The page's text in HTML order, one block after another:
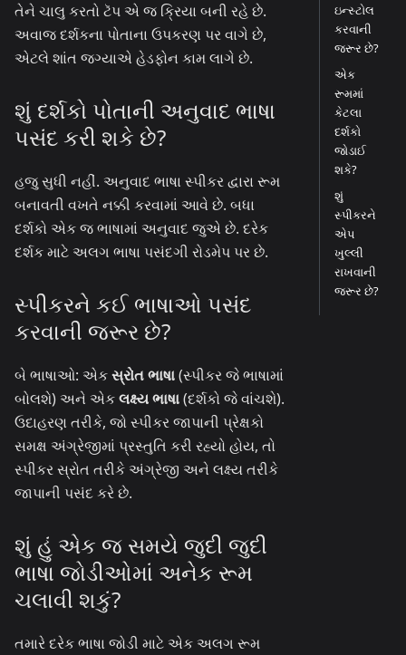
તેને ચાલુ કરતો ટૅપ એ જ ક્રિયા બની રહે છે.
અવાજ દર્શકના પોતાના ઉપકરણ પર વાગે છે,
એટલે શાંત જગ્યાએ હેડફોન કામ લાગે છે.
શું દર્શકો પોતાની અનુવાદ ભાષા
પસંદ કરી શકે છે?
હજુ સુધી નહીં. અનુવાદ ભાષા સ્પીકર દ્વારા રૂમ
બનાવતી વખતે નક્કી કરવામાં આવે છે. બધા
દર્શકો એક જ ભાષામાં અનુવાદ જુએ છે. દરેક
દર્શક માટે અલગ ભાષા પસંદગી રોડમેપ પર છે.
સ્પીકરને કઈ ભાષાઓ પસંદ
કરવાની જરૂર છે?
બે ભાષાઓ: એકસ્રોત ભાષા(સ્પીકર જે ભાષામાં
બોલશે) અને એકલક્ષ્ય ભાષા(દર્શકો જે વાંચશે).
ઉદાહરણ તરીકે, જો સ્પીકર જાપાની પ્રેક્ષકો
સમક્ષ અંગ્રેજીમાં પ્રસ્તુતિ કરી રહ્યો હોય, તો
સ્પીકર સ્રોત તરીકે અંગ્રેજી અને લક્ષ્ય તરીકે
જાપાની પસંદ કરે છે.
શું હું એક જ સમયે જુદી જુદી
ભાષા જોડીઓમાં અનેક રૂમ
ચલાવી શકું?
તમારે દરેક ભાષા જોડી માટે એક અલગ રૂમ
ઇન્સ્ટોલ
કરવાની
જરૂર છે?
એક
રૂમમાં
કેટલા
દર્શકો
જોડાઈ
શકે?
શું
સ્પીકરને
એપ
ખુલ્લી
રાખવાની
જરૂર છે?